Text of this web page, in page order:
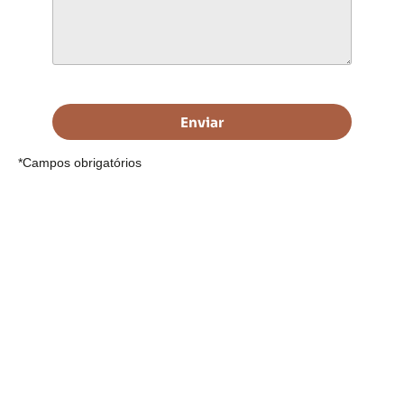
Enviar
*Campos obrigatórios